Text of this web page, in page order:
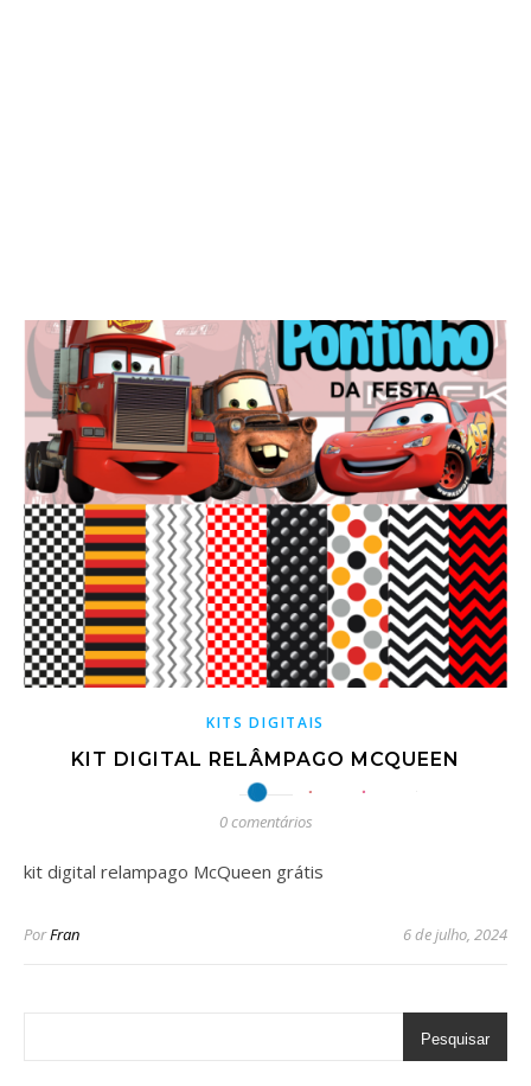
KITS DIGITAIS
KIT DIGITAL RELÂMPAGO MCQUEEN
0 comentários
kit digital relampago McQueen grátis
PorFran 6 de julho, 2024
Pesquisar